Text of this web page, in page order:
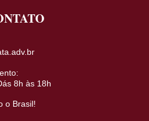
8h às 18h
o Brasil!